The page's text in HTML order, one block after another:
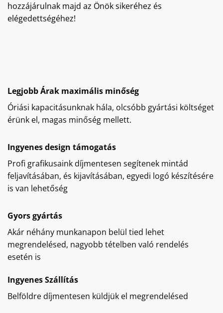
hozzájárulnak majd az Önök sikeréhez és
elégedettségéhez!
Legjobb Árak maximális minőség
Óriási kapacitásunknak hála, olcsóbb gyártási költséget
érünk el, magas minőség mellett.
Ingyenes design támogatás
Profi grafikusaink díjmentesen segítenek mintád
feljavításában, és kijavításában, egyedi logó készítésére
is van lehetőség
Gyors gyártás
Akár néhány munkanapon belül tied lehet
megrendelésed, nagyobb tételben való rendelés
esetén is
Ingyenes Szállítás
Belföldre díjmentesen küldjük el megrendelésed